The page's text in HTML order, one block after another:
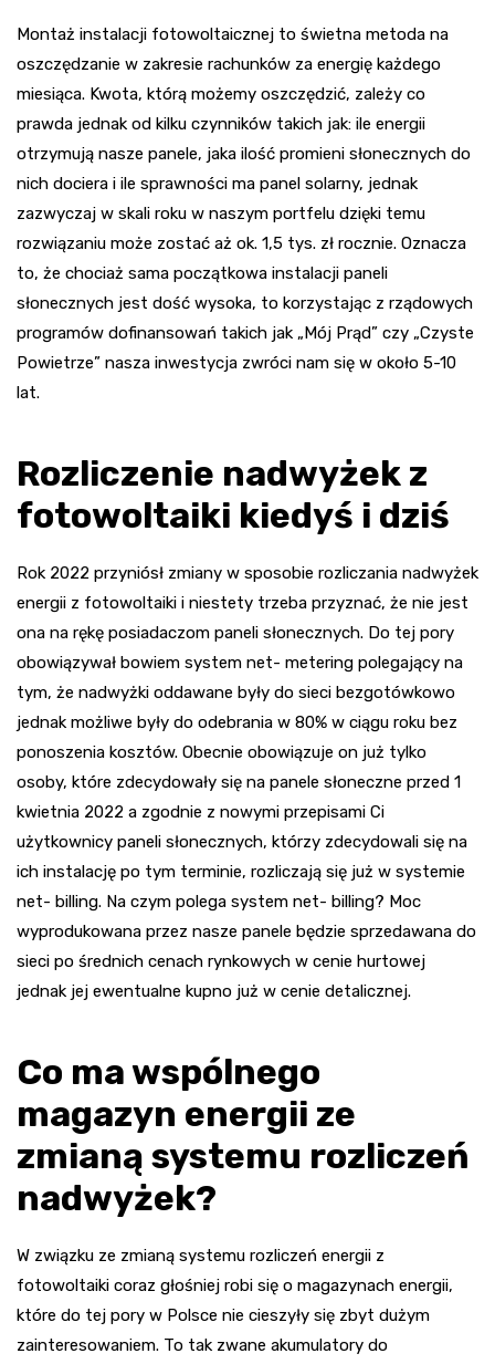
Montaż instalacji fotowoltaicznej to świetna metoda na
oszczędzanie w zakresie rachunków za energię każdego
miesiąca. Kwota, którą możemy oszczędzić, zależy co
prawda jednak od kilku czynników takich jak: ile energii
otrzymują nasze panele, jaka ilość promieni słonecznych do
nich dociera i ile sprawności ma panel solarny, jednak
zazwyczaj w skali roku w naszym portfelu dzięki temu
rozwiązaniu może zostać aż ok. 1,5 tys. zł rocznie. Oznacza
to, że chociaż sama początkowa instalacji paneli
słonecznych jest dość wysoka, to korzystając z rządowych
programów dofinansowań takich jak „Mój Prąd” czy „Czyste
Powietrze” nasza inwestycja zwróci nam się w około 5-10
lat.
Rozliczenie nadwyżek z
fotowoltaiki kiedyś i dziś
Rok 2022 przyniósł zmiany w sposobie rozliczania nadwyżek
energii z fotowoltaiki i niestety trzeba przyznać, że nie jest
ona na rękę posiadaczom paneli słonecznych. Do tej pory
obowiązywał bowiem system net- metering polegający na
tym, że nadwyżki oddawane były do sieci bezgotówkowo
jednak możliwe były do odebrania w 80% w ciągu roku bez
ponoszenia kosztów. Obecnie obowiązuje on już tylko
osoby, które zdecydowały się na panele słoneczne przed 1
kwietnia 2022 a zgodnie z nowymi przepisami Ci
użytkownicy paneli słonecznych, którzy zdecydowali się na
ich instalację po tym terminie, rozliczają się już w systemie
net- billing. Na czym polega system net- billing? Moc
wyprodukowana przez nasze panele będzie sprzedawana do
sieci po średnich cenach rynkowych w cenie hurtowej
jednak jej ewentualne kupno już w cenie detalicznej.
Co ma wspólnego
magazyn energii ze
zmianą systemu rozliczeń
nadwyżek?
W związku ze zmianą systemu rozliczeń energii z
fotowoltaiki coraz głośniej robi się o magazynach energii,
które do tej pory w Polsce nie cieszyły się zbyt dużym
zainteresowaniem. To tak zwane akumulatory do